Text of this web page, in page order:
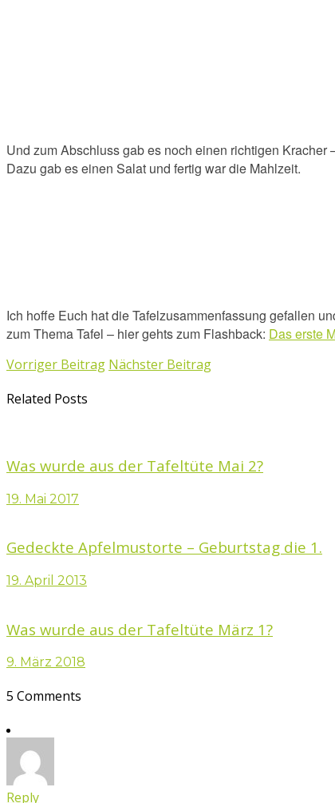
Und zum Abschluss gab es noch einen richtigen Kracher
Dazu gab es einen Salat und fertig war die Mahlzeit.
Ich hoffe Euch hat die Tafelzusammenfassung gefallen
zum Thema Tafel – hier gehts zum Flashback: Das erste
Vorriger Beitrag Nächster Beitrag
Related Posts
Was wurde aus der Tafeltüte Mai 2?
19. Mai 2017
Gedeckte Apfelmustorte – Geburtstag die 1.
19. April 2013
Was wurde aus der Tafeltüte März 1?
9. März 2018
5 Comments
Reply